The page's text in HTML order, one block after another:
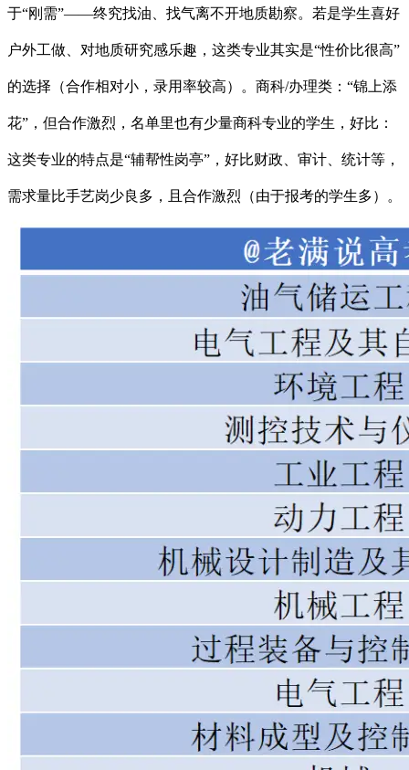
于“刚需”——终究找油、找气离不开地质勘察。若是学生喜好
户外工做、对地质研究感乐趣，这类专业其实是“性价比很高”
的选择（合作相对小，录用率较高）。商科/办理类：“锦上添
花”，但合作激烈，名单里也有少量商科专业的学生，好比：
这类专业的特点是“辅帮性岗亭”，好比财政、审计、统计等，
需求量比手艺岗少良多，且合作激烈（由于报考的学生多）。